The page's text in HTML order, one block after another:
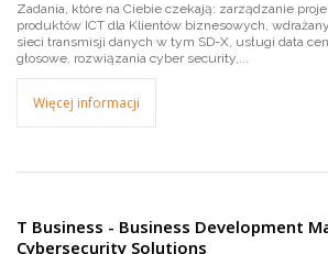
Zadania, które na Ciebie czekają: zarządzanie
produktów ICT dla Klientów biznesowych,
sieci transmisji danych w tym SD-X, usługi data
głosowe, rozwiązania cyber security,...
Więcej informacji
T Business - Business Development
Cybersecurity Solutions